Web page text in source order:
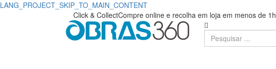
LANG_PROJECT_SKIP_TO_MAIN_CONTENT
Click & CollectCompre online e recolha em loja em menos de 1h